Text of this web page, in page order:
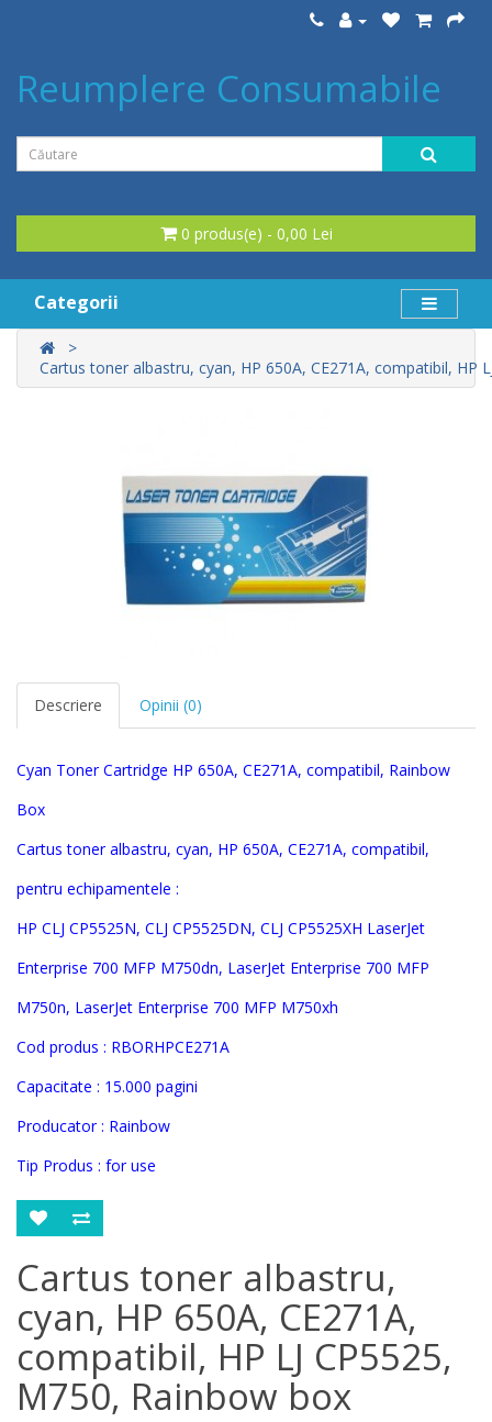
Reumplere Consumabile
0 produs(e) - 0,00 Lei
Categorii
Cartus toner albastru, cyan, HP 650A, CE271A, compatibil, HP
Descriere Opinii (0)
Cyan Toner Cartridge HP 650A, CE271A, compatibil, Rainbow
Box
Cartus toner albastru, cyan, HP 650A, CE271A, compatibil,
pentru echipamentele :
HP CLJ CP5525N, CLJ CP5525DN, CLJ CP5525XH LaserJet
Enterprise 700 MFP M750dn, LaserJet Enterprise 700 MFP
M750n, LaserJet Enterprise 700 MFP M750xh
Cod produs : RBORHPCE271A
Capacitate : 15.000 pagini
Producator : Rainbow
Tip Produs : for use
Cartus toner albastru,
cyan, HP 650A, CE271A,
compatibil, HP LJ CP5525,
M750, Rainbow box